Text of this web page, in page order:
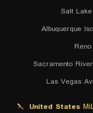
Salt
Albuquerque
Sacramento
Las Vegas
United States